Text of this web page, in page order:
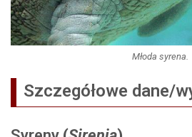
Młoda syrena.
Szczegółowe dane/